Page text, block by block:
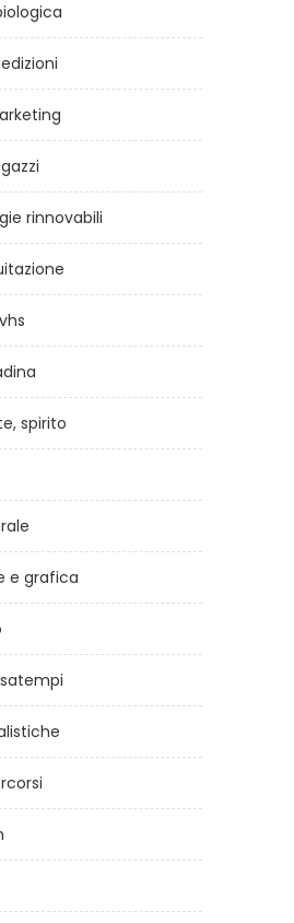
rinnovabili
spirito
e grafica